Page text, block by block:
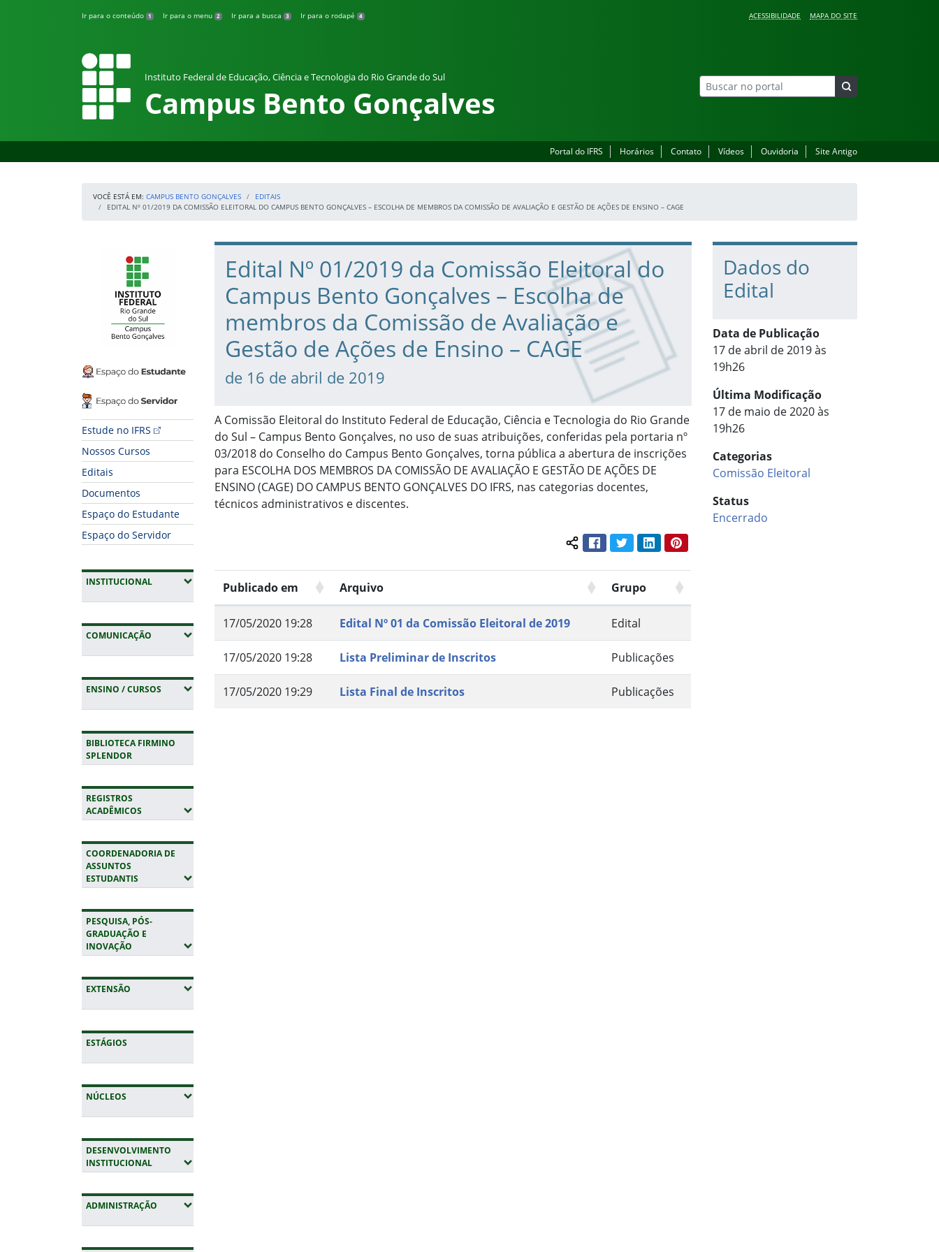
Ir para o conteúdo 1 Ir para o menu 2 Ir para a busca 3 Ir para o rodapé 4 ACESSIBILIDADE MAPA DO SITE
Instituto Federal de Educação, Ciência e Tecnologia do Rio Grande do Sul
Campus Bento Gonçalves
Portal do IFRS Horários Contato Vídeos Ouvidoria Site Antigo
VOCÊ ESTÁ EM: CAMPUS BENTO GONÇALVES
EDITAIS
EDITAL Nº 01/2019 DA COMISSÃO ELEITORAL DO CAMPUS BENTO GONÇALVES – ESCOLHA DE MEMBROS DA COMISSÃO DE AVALIAÇÃO E GESTÃO DE AÇÕES DE ENSINO – CAGE
Espaço do Estudante
Espaço do Servidor
Estude no IFRS
Nossos Cursos
Editais
Documentos
Espaço do Estudante
Espaço do Servidor
INSTITUCIONAL(EXPANDIR SUBMENUS)
COMUNICAÇÃO (EXPANDIR SUBMENUS)
ENSINO / CURSOS (EXPANDIR SUBMENUS)
BIBLIOTECA FIRMINO
SPLENDOR
REGISTROS
ACADÊMICOS (EXPANDIR SUBMENUS)
COORDENADORIA DE
ASSUNTOS
ESTUDANTIS (EXPANDIR SUBMENUS)
PESQUISA, PÓS-
GRADUAÇÃO E
INOVAÇÃO (EXPANDIR SUBMENUS)
EXTENSÃO (EXPANDIR SUBMENUS)
ESTÁGIOS
NÚCLEOS (EXPANDIR SUBMENUS)
DESENVOLVIMENTO
INSTITUCIONAL(EXPANDIR SUBMENUS)
ADMINISTRAÇÃO (EXPANDIR SUBMENUS)
Início do conteúdo
Edital Nº 01/2019 da Comissão Eleitoral do
Campus Bento Gonçalves – Escolha de
membros da Comissão de Avaliação e
Gestão de Ações de Ensino – CAGE
de 16 de abril de 2019
A Comissão Eleitoral do Instituto Federal de Educação, Ciência e Tecnologia do Rio Grande
do Sul – Campus Bento Gonçalves, no uso de suas atribuições, conferidas pela portaria nº
03/2018 do Conselho do Campus Bento Gonçalves, torna pública a abertura de inscrições
para ESCOLHA DOS MEMBROS DA COMISSÃO DE AVALIAÇÃO E GESTÃO DE AÇÕES DE
ENSINO (CAGE) DO CAMPUS BENTO GONÇALVES DO IFRS, nas categorias docentes,
técnicos administrativos e discentes.
Compartilhar conteúdo:
FacebookTwitterLinkedInPinterest
Publicado em Arquivo Grupo
17/05/2020 19:28 Edital Nº 01 da Comissão Eleitoral de 2019 Edital
17/05/2020 19:28 Lista Preliminar de Inscritos Publicações
17/05/2020 19:29 Lista Final de Inscritos Publicações
Dados do
Edital
Data de Publicação
17 de abril de 2019 às
19h26
Última Modificação
17 de maio de 2020 às
19h26
Categorias
Comissão Eleitoral
Status
Encerrado